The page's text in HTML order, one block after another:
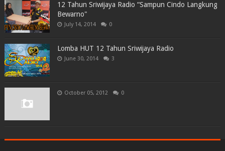
12 Tahun Sriwijaya Radio “Sampun Cindo Langkung
Bewarno"
July 14, 2014 0
Lomba HUT 12 Tahun Sriwijaya Radio
June 30, 2014 3
October 05, 2012 0